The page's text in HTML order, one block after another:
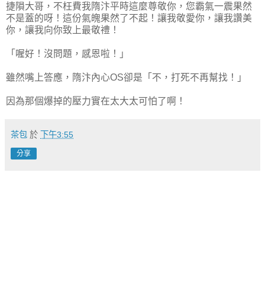
捷隕大哥，不枉費我隋汴平時這麼尊敬你，您霸氣一震果然
不是蓋的呀！這份氣魄果然了不起！讓我敬愛你，讓我讚美
你，讓我向你致上最敬禮！
「喔好！沒問題，感恩啦！」
雖然嘴上答應，隋汴內心OS卻是「不，打死不再幫找！」
因為那個爆掉的壓力實在太大太可怕了啊！
茶包 於 下午3:55
分享